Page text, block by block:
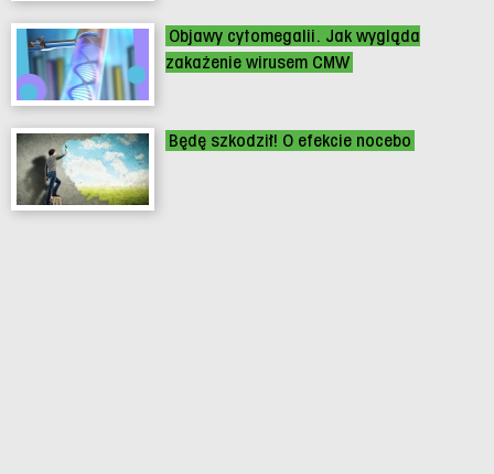
Objawy cytomegalii. Jak wygląda
zakażenie wirusem CMW
Będę szkodził! O efekcie nocebo